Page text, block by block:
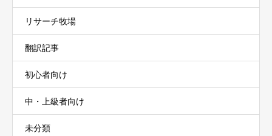
リサーチ牧場
翻訳記事
初心者向け
中・上級者向け
未分類